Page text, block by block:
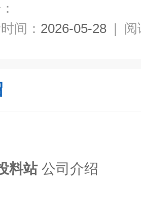
间： 2026-05-28 | 阅
料站公司介绍